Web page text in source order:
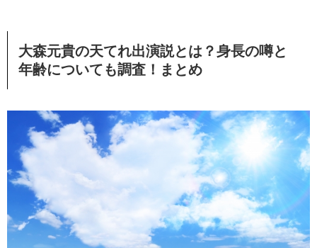
大森元貴の天てれ出演説とは？身長の噂と
年齢についても調査！まとめ